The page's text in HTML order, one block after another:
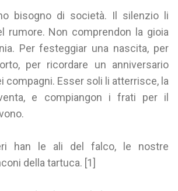
bisogno di società. Il silenzio li
rumore. Non comprendon la gioia
Per festeggiar una nascita, per
per ricordare un anniversario
compagni. Esser soli li atterrisce, la
e compiangon i frati per il
han le ali del falco, le nostre
della tartuca. [1]